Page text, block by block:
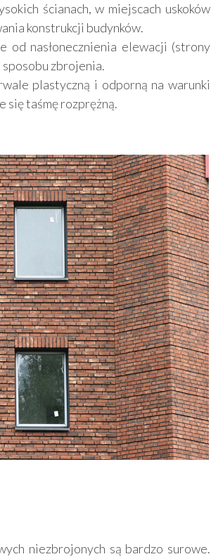
ścianach, w miejscach uskoków
konstrukcji budynków.
od nasłonecznienia elewacji (strony
zbrojenia.
plastyczną i odporną na warunki
się taśmę rozprężną.
niezbrojonych są bardzo surowe.